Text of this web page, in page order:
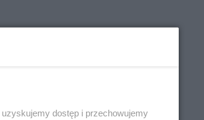
dostęp i przechowujemy